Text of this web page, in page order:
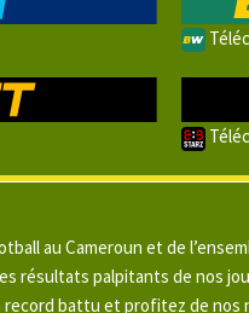
au Cameroun et de
résultats palpitants de nos
battu et profitez de nos